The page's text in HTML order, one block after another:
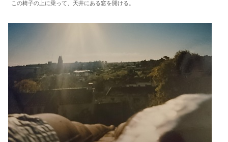
この椅子の上に乗って、天井にある窓を開ける。